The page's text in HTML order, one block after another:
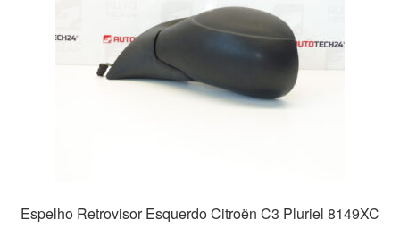
Espelho Retrovisor Esquerdo Citroën C3 Pluriel 8149XC